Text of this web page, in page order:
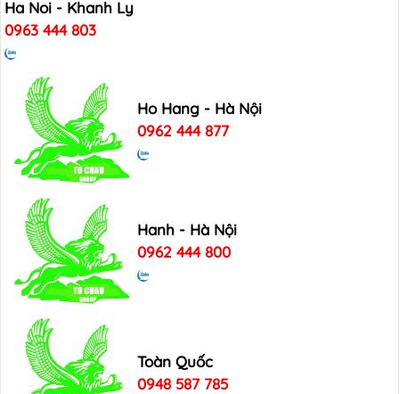
Ha Noi - Khanh Ly
0963 444 803
Ho Hang - Hà Nội
0962 444 877
Hanh - Hà Nội
0962 444 800
Toàn Quốc
0948 587 785